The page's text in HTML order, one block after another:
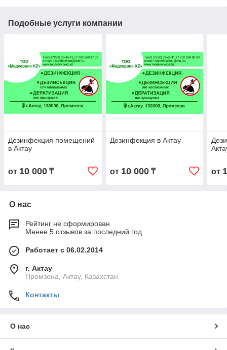
Подобные услуги компании
Дезинфекция помещений
в Актау
от 10 000 ₸
Дезинфекция в Актау
от 10 000₸ от
О нас
Рейтинг не сформирован
Менее 5 отзывов за последний год
Работает с 06.02.2014
г. Актау
Промзона, Актау, Казахстан
Контакты
О нас